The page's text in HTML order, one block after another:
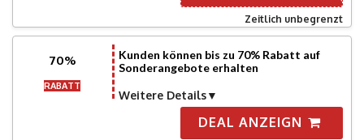
Zeitlich unbegrenzt
70%
RABATT
Kunden können bis zu 70% Rabatt auf
Sonderangebote erhalten
Weitere Details
DEAL ANZEIGN